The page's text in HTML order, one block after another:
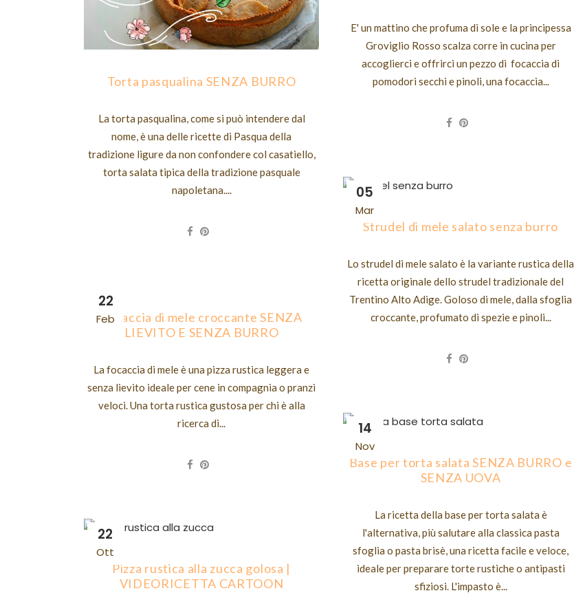
Torta pasqualina SENZA BURRO
La torta pasqualina, come si può intendere dal
nome, è una delle ricette di Pasqua della
tradizione ligure da non confondere col casatiello,
torta salata tipica della tradizione pasquale
napoletana....
E' un mattino che profuma di sole e la principessa
Groviglio Rosso scalza corre in cucina per
accoglierci e offrirci un pezzo di focaccia di
pomodori secchi e pinoli, una focaccia...
05
Mar
Strudel di mele salato senza burro
Lo strudel di mele salato è la variante rustica della
ricetta originale dello strudel tradizionale del
Trentino Alto Adige. Goloso di mele, dalla sfoglia
croccante, profumato di spezie e pinoli...
22
Feb
Focaccia di mele croccante SENZA
LIEVITO E SENZA BURRO
La focaccia di mele è una pizza rustica leggera e
senza lievito ideale per cene in compagnia o pranzi
veloci. Una torta rustica gustosa per chi è alla
ricerca di...
14
Nov
Base per torta salata SENZA BURRO e
SENZA UOVA
La ricetta della base per torta salata è
l'alternativa, più salutare alla classica pasta
sfoglia o pasta brisè, una ricetta facile e veloce,
ideale per preparare torte rustiche o antipasti
sfiziosi. L'impasto è...
22
Ott
Pizza rustica alla zucca golosa |
VIDEORICETTA CARTOON